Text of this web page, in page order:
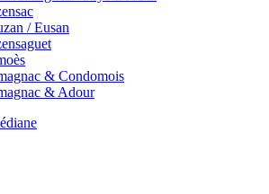
/ Eusan
& Condomois
& Adour